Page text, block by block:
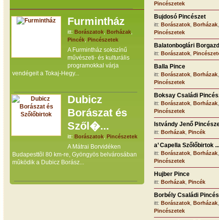
Furmintház
itt: Borászatok Borházak
Pincék Pincészetek
A Furmintház sokszínű
művészeti- és kulturális
programokkal várja
vendégeit a Tokaj-Hegy...
Dubicz
Borászat és
Szől�...
itt: Borászatok Pincészetek
A Mátrai Borvidéken
Budapesttõl 80 km-re, Gyöngyös belvárosában
mûködik a Dubicz Borász...
Pincészetek
Bujdosó Pincészet
itt: Borászatok Borházak
Pincészetek
Balatonboglári
itt: Borászatok
Balla Pince
itt: Borászatok Borházak
Pincészetek
Boksay Családi
itt: Borászatok Borházak
Pincészetek
Istvándy Jenő
itt: Borházak Pincék
a’ Capella Szőlőbirtok ...
itt: Borászatok Borházak
Pincészetek
Hujber Pince
itt: Borházak Pincék
Borbély Családi
itt: Borászatok Borházak
Pincészetek